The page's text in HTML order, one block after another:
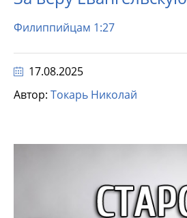
Филиппийцам 1:27
17.08.2025
Автор: Токарь Николай